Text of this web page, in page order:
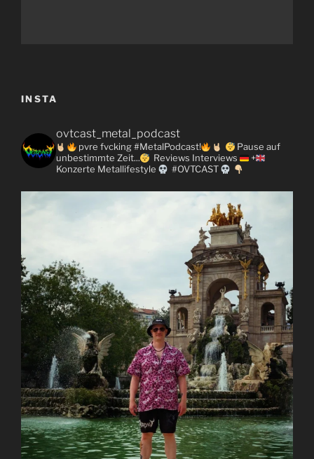
INSTA
ovtcast_metal_podcast
pvre fvcking #MetalPodcast!
Pause auf
unbestimmte Zeit...
Reviews Interviews
+
Konzerte Metallifestyle #OVTCAST